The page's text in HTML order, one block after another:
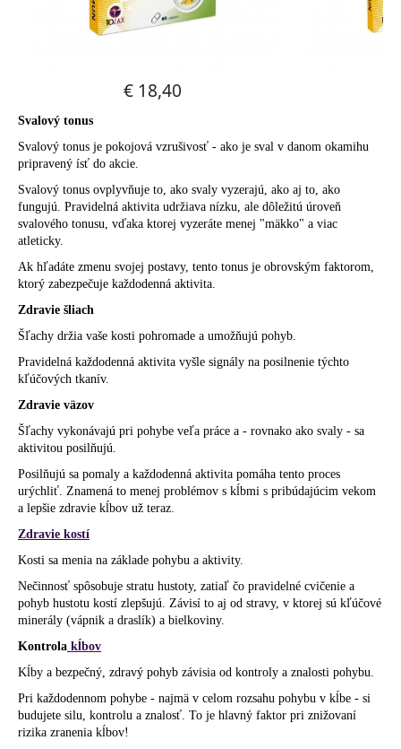
Svalový tonus
Svalový tonus je pokojová vzrušivosť - ako je sval v danom okamihu
pripravený ísť do akcie.
Svalový tonus ovplyvňuje to, ako svaly vyzerajú, ako aj to, ako
fungujú. Pravidelná aktivita udržiava nízku, ale dôležitú úroveň
svalového tonusu, vďaka ktorej vyzeráte menej "mäkko" a viac
atleticky.
Ak hľadáte zmenu svojej postavy, tento tonus je obrovským faktorom,
ktorý zabezpečuje každodenná aktivita.
Zdravie šliach
Šľachy držia vaše kosti pohromade a umožňujú pohyb.
Pravidelná každodenná aktivita vyšle signály na posilnenie týchto
kľúčových tkanív.
Zdravie väzov
Šľachy vykonávajú pri pohybe veľa práce a - rovnako ako svaly - sa
aktivitou posilňujú.
Posilňujú sa pomaly a každodenná aktivita pomáha tento proces
urýchliť. Znamená to menej problémov s kĺbmi s pribúdajúcim vekom
a lepšie zdravie kĺbov už teraz.
Zdravie kostí
Kosti sa menia na základe pohybu a aktivity.
Nečinnosť spôsobuje stratu hustoty, zatiaľ čo pravidelné cvičenie a
pohyb hustotu kostí zlepšujú. Závisí to aj od stravy, v ktorej sú kľúčové
minerály (vápnik a draslík) a bielkoviny.
Kontrola kĺbov
Kĺby a bezpečný, zdravý pohyb závisia od kontroly a znalosti pohybu.
Pri každodennom pohybe - najmä v celom rozsahu pohybu v kĺbe - si
budujete silu, kontrolu a znalosť. To je hlavný faktor pri znižovaní
rizika zranenia kĺbov!